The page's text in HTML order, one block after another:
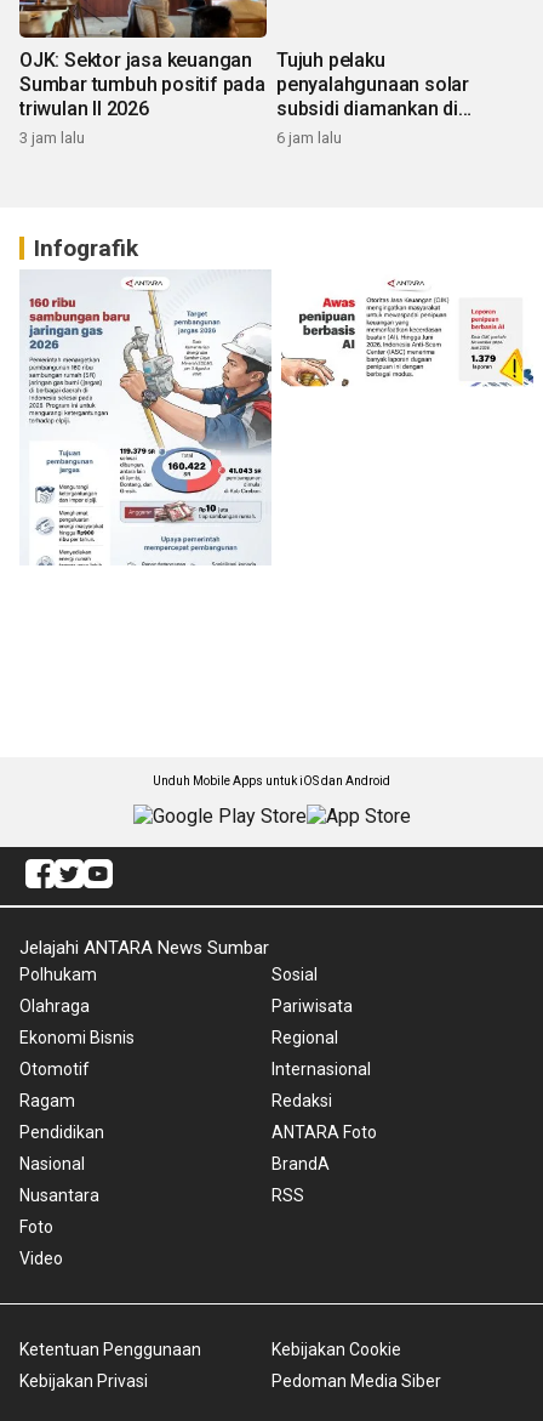
OJK: Sektor jasa keuangan
Sumbar tumbuh positif pada
triwulan II 2026
3 jam lalu
Tujuh pelaku
penyalahgunaan solar
subsidi diamankan di
Sumbar
6 jam lalu
Infografik
Unduh Mobile Apps untuk iOS dan Android
Jelajahi ANTARA News Sumbar
Polhukam
Olahraga
Ekonomi Bisnis
Otomotif
Ragam
Pendidikan
Nasional
Nusantara
Foto
Video
Sosial
Pariwisata
Regional
Internasional
Redaksi
ANTARA Foto
BrandA
RSS
Ketentuan Penggunaan
Kebijakan Privasi
Kebijakan Cookie
Pedoman Media Siber